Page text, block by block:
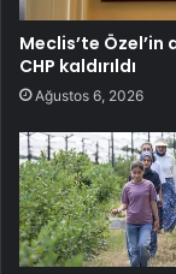
Meclis’te Özel’in
CHP kaldırıldı
Ağustos 6, 2026